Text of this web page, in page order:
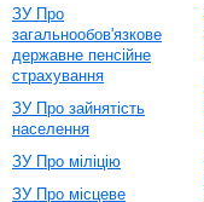
ЗУ Про
загальнообов'язкове
державне пенсійне
страхування
ЗУ Про зайнятість
населення
ЗУ Про міліцію
ЗУ Про місцеве